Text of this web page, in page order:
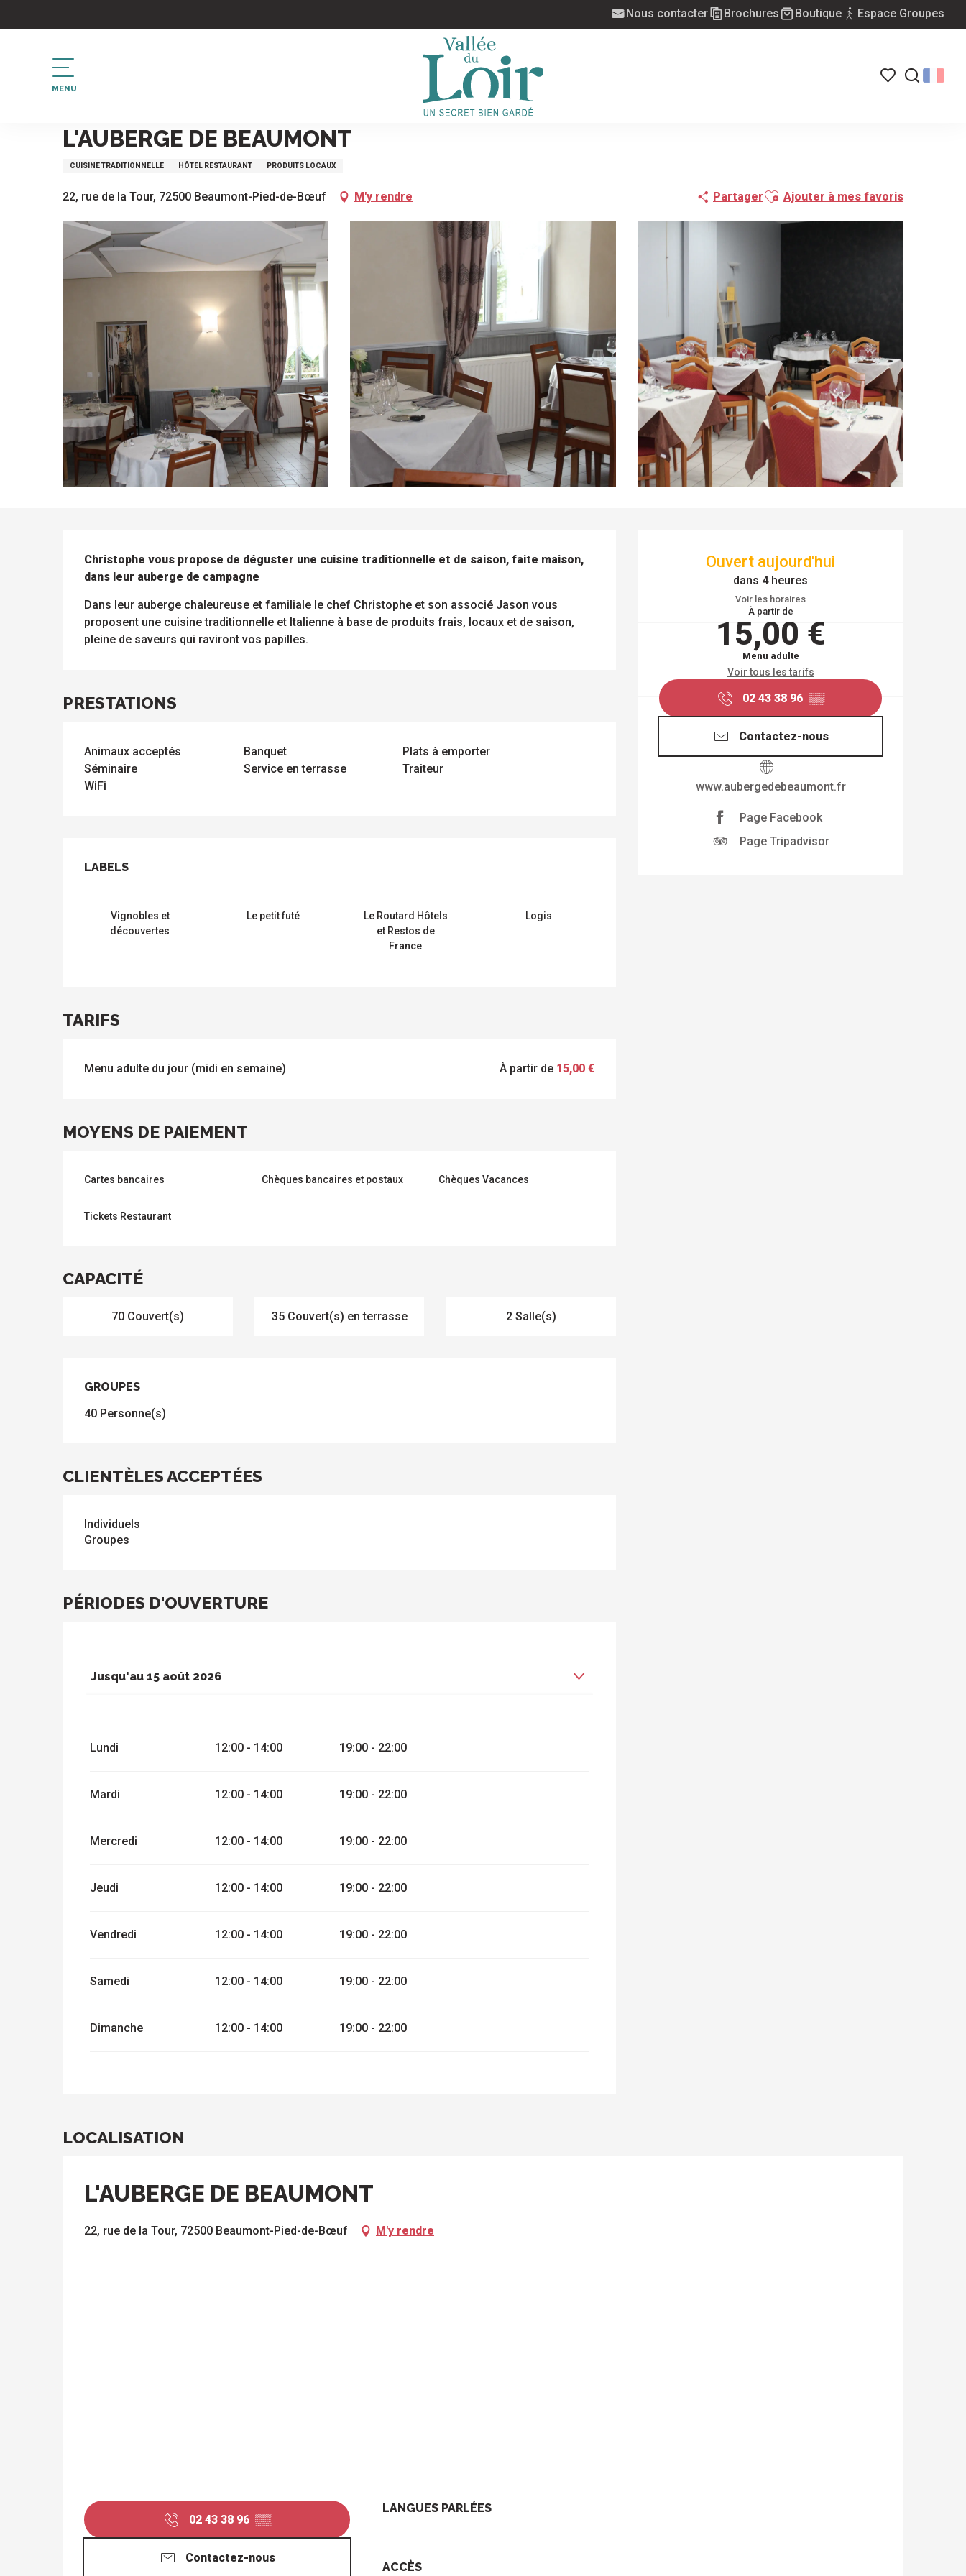
au
Nous contacter Brochures Boutique Espace Groupes
MENU
Toutes
Accueil
L'AUBERGE DE BEAUMONT
CUISINE TRADITIONNELLE HÔTEL RESTAURANT PRODUITS LOCAUX
22, rue de la Tour, 72500 Beaumont-Pied-de-Bœuf M'y rendre PartagerAjouter aux favoris
Ajouter à mes favoris
OUVERTURE ET
Ouvert aujourd'hui
dans 4 heures
Voir les horaires
À partir de
15,00 €
Menu adulte
Voir tous les tarifs
02 43 38 96 ▒▒
Contactez-nous
www.aubergedebeaumont.fr
Page Facebook
Page Tripadvisor
DESCRIPTION
Christophe vous propose de déguster une cuisine traditionnelle et de saison, faite maison,
dans leur auberge de campagne
Dans leur auberge chaleureuse et familiale le chef Christophe et son associé Jason vous
proposent une cuisine traditionnelle et Italienne à base de produits frais, locaux et de saison,
pleine de saveurs qui raviront vos papilles.
PRESTATIONS
Animaux acceptés Banquet
Plats à emporter
Séminaire
Service en terrasse
Traiteur
WiFi
OFFRES DE PRESTATIONS
LABELS
LABELS
Vignobles et
découvertes
Le petit futé
Le Routard Hôtels
et Restos de
France
Logis
TARIFS
Menu adulte du jour (midi en semaine) À partir de 15,00 €
MOYENS DE PAIEMENT
Cartes bancaires Chèques bancaires et postaux Chèques Vacances
Tickets Restaurant
CAPACITÉ
70 Couvert(s) 35 Couvert(s) en terrasse 2 Salle(s)
GROUPES
GROUPES
40 Personne(s)
CLIENTÈLES ACCEPTÉES
Individuels
Groupes
PÉRIODES D'OUVERTURE
Jusqu'au 15 août 2026
Lundi 12:00 - 14:00 19:00 - 22:00
Mardi 12:00 - 14:00 19:00 - 22:00
Mercredi 12:00 - 14:00 19:00 - 22:00
Jeudi 12:00 - 14:00 19:00 - 22:00
Vendredi 12:00 - 14:00 19:00 - 22:00
Samedi 12:00 - 14:00 19:00 - 22:00
Dimanche 12:00 - 14:00 19:00 - 22:00
LOCALISATION
L'AUBERGE DE BEAUMONT
22, rue de la Tour, 72500 Beaumont-Pied-de-Bœuf M'y rendre
02 43 38 96 ▒▒
Contactez-nous
LANGUES PARLÉES
LANGUES PARLÉES
ACCÈS
ACCÈS